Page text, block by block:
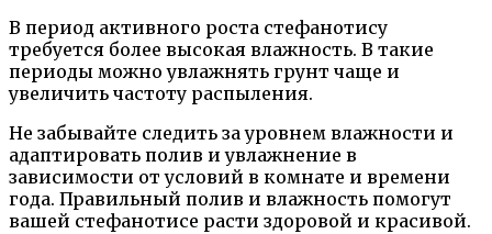
В период активного роста стефанотису
требуется более высокая влажность. В такие
периоды можно увлажнять грунт чаще и
увеличить частоту распыления.
Не забывайте следить за уровнем влажности и
адаптировать полив и увлажнение в
зависимости от условий в комнате и времени
года. Правильный полив и влажность помогут
вашей стефанотисе расти здоровой и красивой.